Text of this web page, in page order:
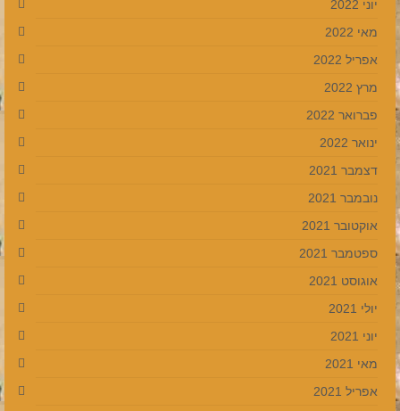
יוני 2022
מאי 2022
אפריל 2022
מרץ 2022
פברואר 2022
ינואר 2022
דצמבר 2021
נובמבר 2021
אוקטובר 2021
ספטמבר 2021
אוגוסט 2021
יולי 2021
יוני 2021
מאי 2021
אפריל 2021